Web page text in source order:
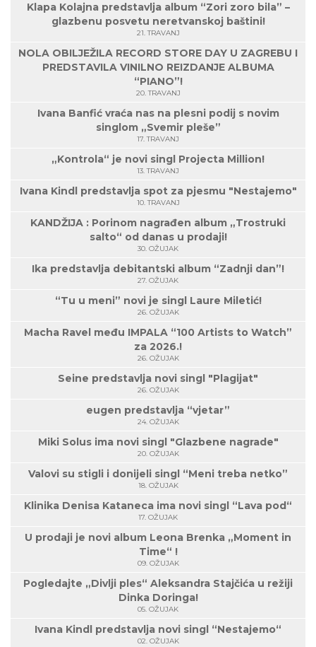
Klapa Kolajna predstavlja album “Zori zoro bila” –
glazbenu posvetu neretvanskoj baštini!
21. TRAVANJ
NOLA OBILJEŽILA RECORD STORE DAY U ZAGREBU I
PREDSTAVILA VINILNO REIZDANJE ALBUMA
“PIANO”!
20. TRAVANJ
Ivana Banfić vraća nas na plesni podij s novim
singlom „Svemir pleše”
17. TRAVANJ
„Kontrola“ je novi singl Projecta Million!
13. TRAVANJ
Ivana Kindl predstavlja spot za pjesmu "Nestajemo"
10. TRAVANJ
KANDŽIJA : Porinom nagrađen album „Trostruki
salto“ od danas u prodaji!
30. OŽUJAK
Ika predstavlja debitantski album “Zadnji dan”!
27. OŽUJAK
“Tu u meni” novi je singl Laure Miletić!
26. OŽUJAK
Macha Ravel među IMPALA “100 Artists to Watch”
za 2026.!
26. OŽUJAK
Seine predstavlja novi singl "Plagijat"
26. OŽUJAK
eugen predstavlja “vjetar”
24. OŽUJAK
Miki Solus ima novi singl "Glazbene nagrade"
20. OŽUJAK
Valovi su stigli i donijeli singl “Meni treba netko”
18. OŽUJAK
Klinika Denisa Kataneca ima novi singl “Lava pod“
17. OŽUJAK
U prodaji je novi album Leona Brenka „Moment in
Time“ !
09. OŽUJAK
Pogledajte „Divlji ples“ Aleksandra Stajčića u režiji
Dinka Doringa!
05. OŽUJAK
Ivana Kindl predstavlja novi singl “Nestajemo“
02. OŽUJAK